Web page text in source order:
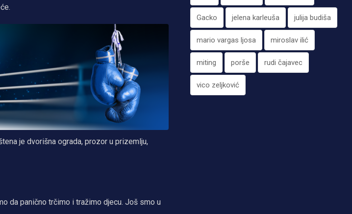
je dvorišna ograda, prozor u prizemlju,
da panično trčimo i tražimo djecu. Još smo u
Gacko jelena karleuša julija budiša
mario vargas ljosa miroslav ilić
miting porše rudi čajavec
vico zeljković